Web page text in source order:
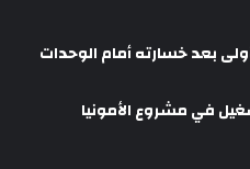
بعد خسارته أمام الوحدات
في مشروع الأمونيا